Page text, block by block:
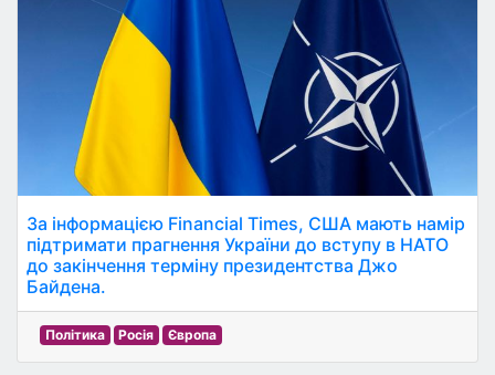
За інформацією Financial Times, США мають намір
підтримати прагнення України до вступу в НАТО
до закінчення терміну президентства Джо
Байдена.
Політика Росія Європа